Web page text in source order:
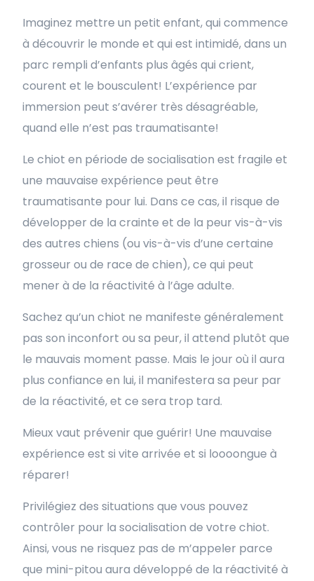
Imaginez mettre un petit enfant, qui commence
à découvrir le monde et qui est intimidé, dans un
parc rempli d’enfants plus âgés qui crient,
courent et le bousculent! L’expérience par
immersion peut s’avérer très désagréable,
quand elle n’est pas traumatisante!
Le chiot en période de socialisation est fragile et
une mauvaise expérience peut être
traumatisante pour lui. Dans ce cas, il risque de
développer de la crainte et de la peur vis-à-vis
des autres chiens (ou vis-à-vis d’une certaine
grosseur ou de race de chien), ce qui peut
mener à de la réactivité à l’âge adulte.
Sachez qu’un chiot ne manifeste généralement
pas son inconfort ou sa peur, il attend plutôt que
le mauvais moment passe. Mais le jour où il aura
plus confiance en lui, il manifestera sa peur par
de la réactivité, et ce sera trop tard.
Mieux vaut prévenir que guérir! Une mauvaise
expérience est si vite arrivée et si loooongue à
réparer!
Privilégiez des situations que vous pouvez
contrôler pour la socialisation de votre chiot.
Ainsi, vous ne risquez pas de m’appeler parce
que mini-pitou aura développé de la réactivité à